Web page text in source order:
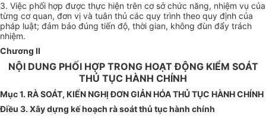
3. Việc phối hợp được thực hiện trên cơ sở chức năng, nhiệm vụ của
từng cơ quan, đơn vị và tuân thủ các quy trình theo quy định của
pháp luật; đảm bảo đúng tiến độ, thời gian, không đùn đẩy trách
nhiệm.
Chương II
NỘI DUNG PHỐI HỢP TRONG HOẠT ĐỘNG KIỂM SOÁT
THỦ TỤC HÀNH CHÍNH
Mục 1. RÀ SOÁT, KIẾN NGHỊ ĐƠN GIẢN HÓA THỦ TỤC HÀNH CHÍNH
Điều 3. Xây dựng kế hoạch rà soát thủ tục hành chính